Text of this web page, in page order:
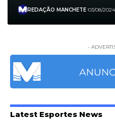
REDAÇÃO MANCHETE 03/08/2024
-
Latest Esportes News